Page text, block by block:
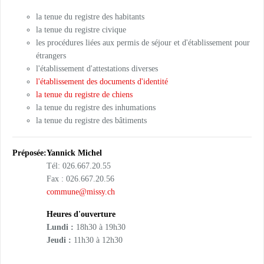
la tenue du registre des habitants
la tenue du registre civique
les procédures liées aux permis de séjour et d'établissement pour
étrangers
l'établissement d'attestations diverses
l'établissement des documents d'identité
la tenue du registre de chiens
la tenue du registre des inhumations
la tenue du registre des bâtiments
Préposée:Yannick Michel
Tél: 026.667.20.55
Fax : 026.667.20.56
commune@missy.ch
Heures d'ouverture
Lundi : 18h30 à 19h30
Jeudi : 11h30 à 12h30